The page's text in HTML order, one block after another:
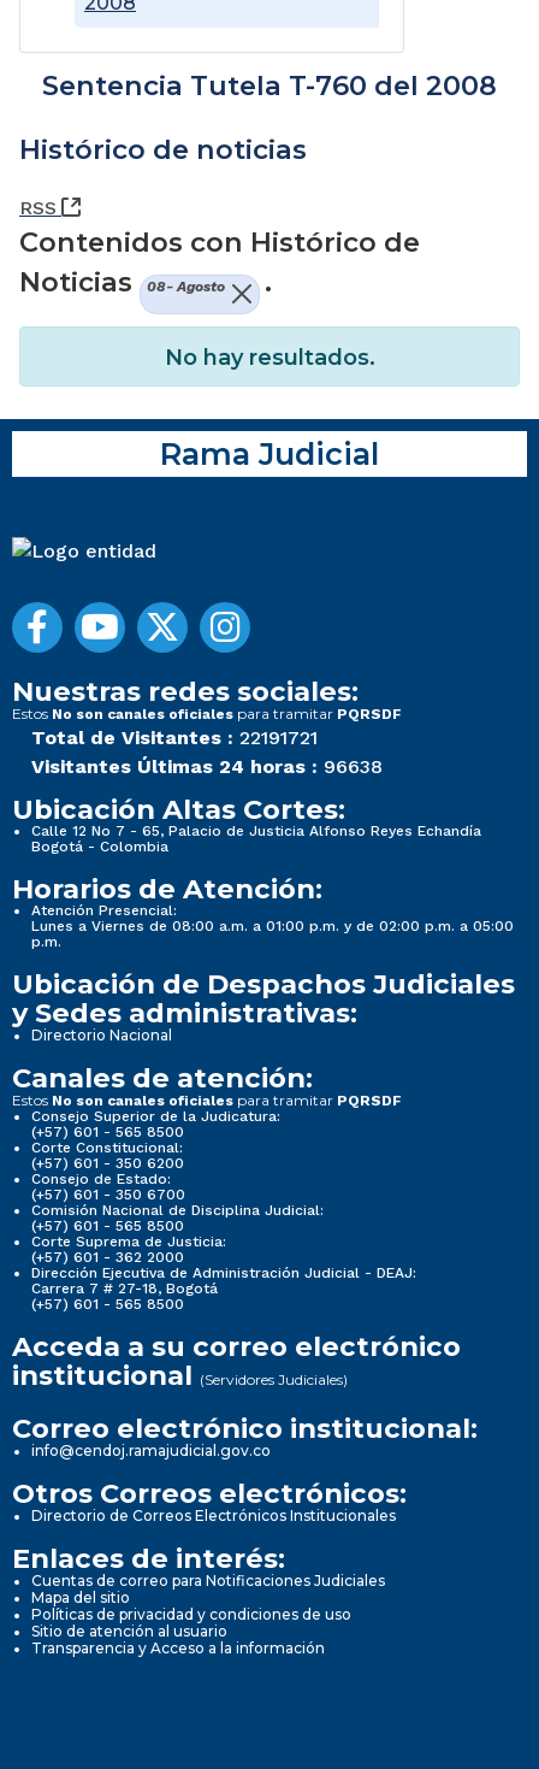
Sentencia Tutela T-760 del 2008
Histórico de noticias
RSS (Abre una nueva ventana)
Contenidos con Histórico de
Noticias
08- Agosto .
No hay resultados.
Rama Judicial
Nuestras redes sociales:
Estos No son canales oficiales para tramitar PQRSDF
Total de Visitantes : 22191721
Visitantes Últimas 24 horas : 96638
Ubicación Altas Cortes:
Calle 12 No 7 - 65, Palacio de Justicia Alfonso Reyes Echandía
Bogotá - Colombia
Horarios de Atención:
Atención Presencial:
Lunes a Viernes de 08:00 a.m. a 01:00 p.m. y de 02:00 p.m. a 05:00
p.m.
Ubicación de Despachos Judiciales
y Sedes administrativas:
Directorio Nacional
Canales de atención:
Estos No son canales oficiales para tramitar PQRSDF
Consejo Superior de la Judicatura:
(+57) 601 - 565 8500
Corte Constitucional:
(+57) 601 - 350 6200
Consejo de Estado:
(+57) 601 - 350 6700
Comisión Nacional de Disciplina Judicial:
(+57) 601 - 565 8500
Corte Suprema de Justicia:
(+57) 601 - 362 2000
Dirección Ejecutiva de Administración Judicial - DEAJ:
Carrera 7 # 27-18, Bogotá
(+57) 601 - 565 8500
Acceda a su correo electrónico
institucional (Servidores Judiciales)
Correo electrónico institucional:
info@cendoj.ramajudicial.gov.co
Otros Correos electrónicos:
Directorio de Correos Electrónicos Institucionales
Enlaces de interés:
Cuentas de correo para Notificaciones Judiciales
Mapa del sitio
Políticas de privacidad y condiciones de uso
Sitio de atención al usuario
Transparencia y Acceso a la información